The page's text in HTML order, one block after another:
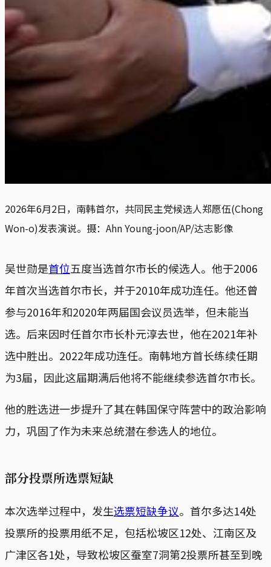
2026年6月2日，南韩首尔，共同民主党候选人郑愿伍(Chong
Won-o)发表演说。摄：Ahn Young-joon/AP/达志影像
吴世勋是首位五度当选首尔市长的候选人。他于2006
年首次当选首尔市长，并于2010年成功连任。他还曾
参与2016年和2020年两届国会议员选举，但未能当
选。后来因时任首尔市长朴元淳去世，他在2021年补
选中胜出。2022年成功连任。南韩地方首长练续任期
为3届，因此这届期满后他将不能继续参选首尔市长。
他的胜选进一步提升了其在韩国保守阵营中的政治影响
力，巩固了作为未来总统潜在参选人的地位。
部分投票所选票短缺
本次选举过程中，发生选票短缺争议。首尔多达14处
投票所的投票用纸不足，包括松坡区12处、江南区及
广津区各1处，导致松坡区蚕室7洞第2投票所甚至到晚